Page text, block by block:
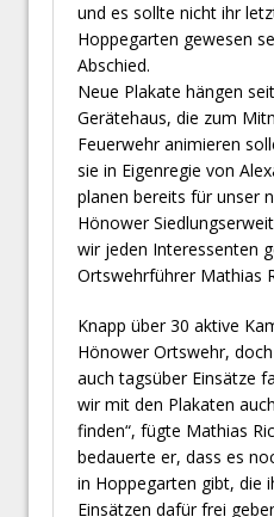
und es sollte nicht ihr
Hoppegarten gewesen
Abschied.
Neue Plakate hängen
Gerätehaus, die zum
Feuerwehr animieren
sie in Eigenregie von
planen bereits für unser
Hönower
wir jeden Interessenten
Ortswehrführer Mathias
Knapp über 30 aktive
Hönower Ortswehr,
auch tagsüber Einsätze
wir mit den Plakaten
finden“, fügte Mathias
bedauerte er, dass es
in Hoppegarten gibt, die
Einsätzen dafür frei